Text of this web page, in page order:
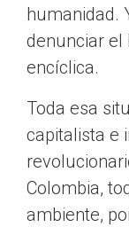
humanidad.
denunciar el
encíclica.
Toda esa
capitalista e
Colombia,
ambiente,